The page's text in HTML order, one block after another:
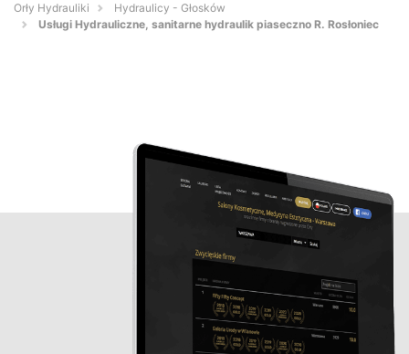
Orły Hydrauliki
Hydraulicy - Głosków
Usługi Hydrauliczne, sanitarne hydraulik piaseczno R. Rosłoniec